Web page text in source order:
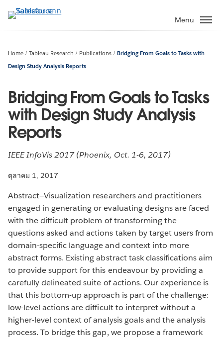
ไป
หลัก
Menu
Home Tableau Research Publications
Bridging From Goals to Tasks with
Design Study Analysis Reports
Bridging From Goals to Tasks
with Design Study Analysis
Reports
IEEE InfoVis 2017 (Phoenix, Oct. 1-6, 2017)
ตุลาคม 1, 2017
Abstract—Visualization researchers and practitioners
engaged in generating or evaluating designs are faced
with the difficult problem of transforming the
questions asked and actions taken by target users from
domain-specific language and context into more
abstract forms. Existing abstract task classifications aim
to provide support for this endeavour by providing a
carefully delineated suite of actions. Our experience is
that this bottom-up approach is part of the challenge:
low-level actions are difficult to interpret without a
higher-level context of analysis goals and the analysis
process. To bridge this gap, we propose a framework